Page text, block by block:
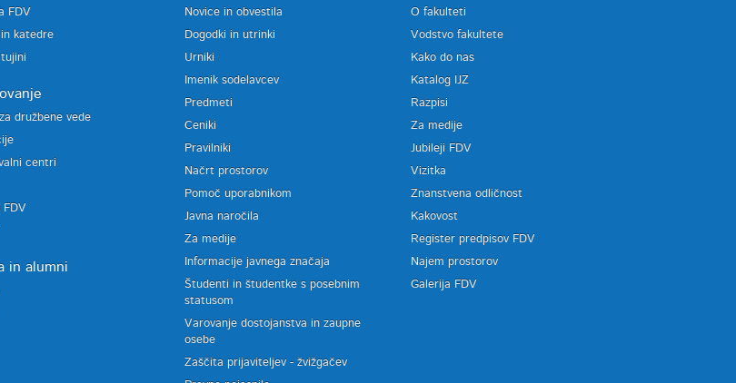
FDV
katedre
družbene vede
centri
FDV
in alumni
Novice in obvestila
Dogodki in utrinki
Urniki
Imenik sodelavcev
Predmeti
Ceniki
Pravilniki
Načrt prostorov
Pomoč uporabnikom
Javna naročila
Za medije
Informacije javnega značaja
Študenti in študentke s posebnim
statusom
Varovanje dostojanstva in zaupne
osebe
Zaščita prijaviteljev - žvižgačev
O fakulteti
Vodstvo fakultete
Kako do nas
Katalog IJZ
Razpisi
Za medije
Jubileji FDV
Vizitka
Znanstvena odličnost
Kakovost
Register predpisov FDV
Najem prostorov
Galerija FDV